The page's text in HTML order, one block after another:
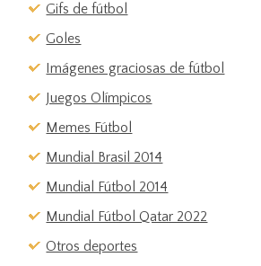
Gifs de fútbol
Goles
Imágenes graciosas de fútbol
Juegos Olímpicos
Memes Fútbol
Mundial Brasil 2014
Mundial Fútbol 2014
Mundial Fútbol Qatar 2022
Otros deportes